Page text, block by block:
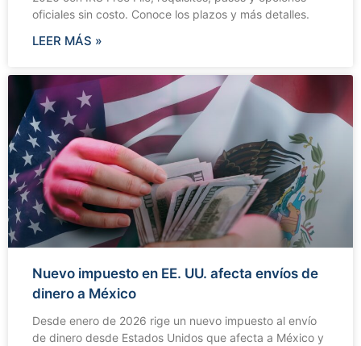
oficiales sin costo. Conoce los plazos y más detalles.
LEER MÁS »
Nuevo impuesto en EE. UU. afecta envíos de
dinero a México
Desde enero de 2026 rige un nuevo impuesto al envío
de dinero desde Estados Unidos que afecta a México y